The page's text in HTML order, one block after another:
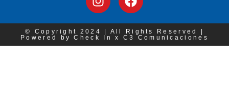
© Copyright 2024 | All Rights Reserved |
Powered by Check In x C3 Comunicaciones